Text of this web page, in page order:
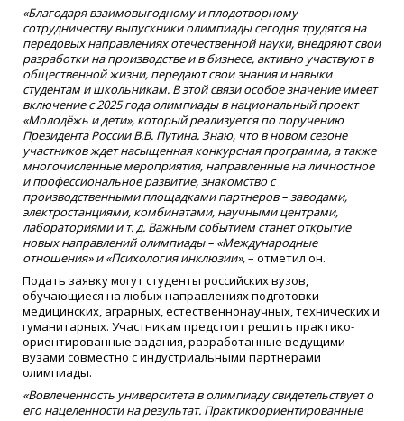
«Благодаря взаимовыгодному и плодотворному
сотрудничеству выпускники олимпиады сегодня трудятся на
передовых направлениях отечественной науки, внедряют свои
разработки на производстве и в бизнесе, активно участвуют в
общественной жизни, передают свои знания и навыки
студентам и школьникам. В этой связи особое значение имеет
включение с 2025 года олимпиады в национальный проект
«Молодёжь и дети», который реализуется по поручению
Президента России В.В. Путина. Знаю, что в новом сезоне
участников ждет насыщенная конкурсная программа, а также
многочисленные мероприятия, направленные на личностное
и профессиональное развитие, знакомство с
производственными площадками партнеров – заводами,
электростанциями, комбинатами, научными центрами,
лабораториями и т. д. Важным событием станет открытие
новых направлений олимпиады – «Международные
отношения» и «Психология инклюзии»,– отметил он.
Подать заявку могут студенты российских вузов,
обучающиеся на любых направлениях подготовки –
медицинских, аграрных, естественнонаучных, технических и
гуманитарных. Участникам предстоит решить практико-
ориентированные задания, разработанные ведущими
вузами совместно с индустриальными партнерами
олимпиады.
«Вовлеченность университета в олимпиаду свидетельствует о
его нацеленности на результат. Практикоориентированные